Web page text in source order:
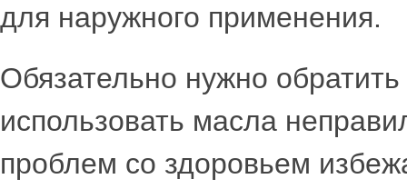
для наружного применения.
Обязательно нужно
использовать масла
проблем со здоровьем